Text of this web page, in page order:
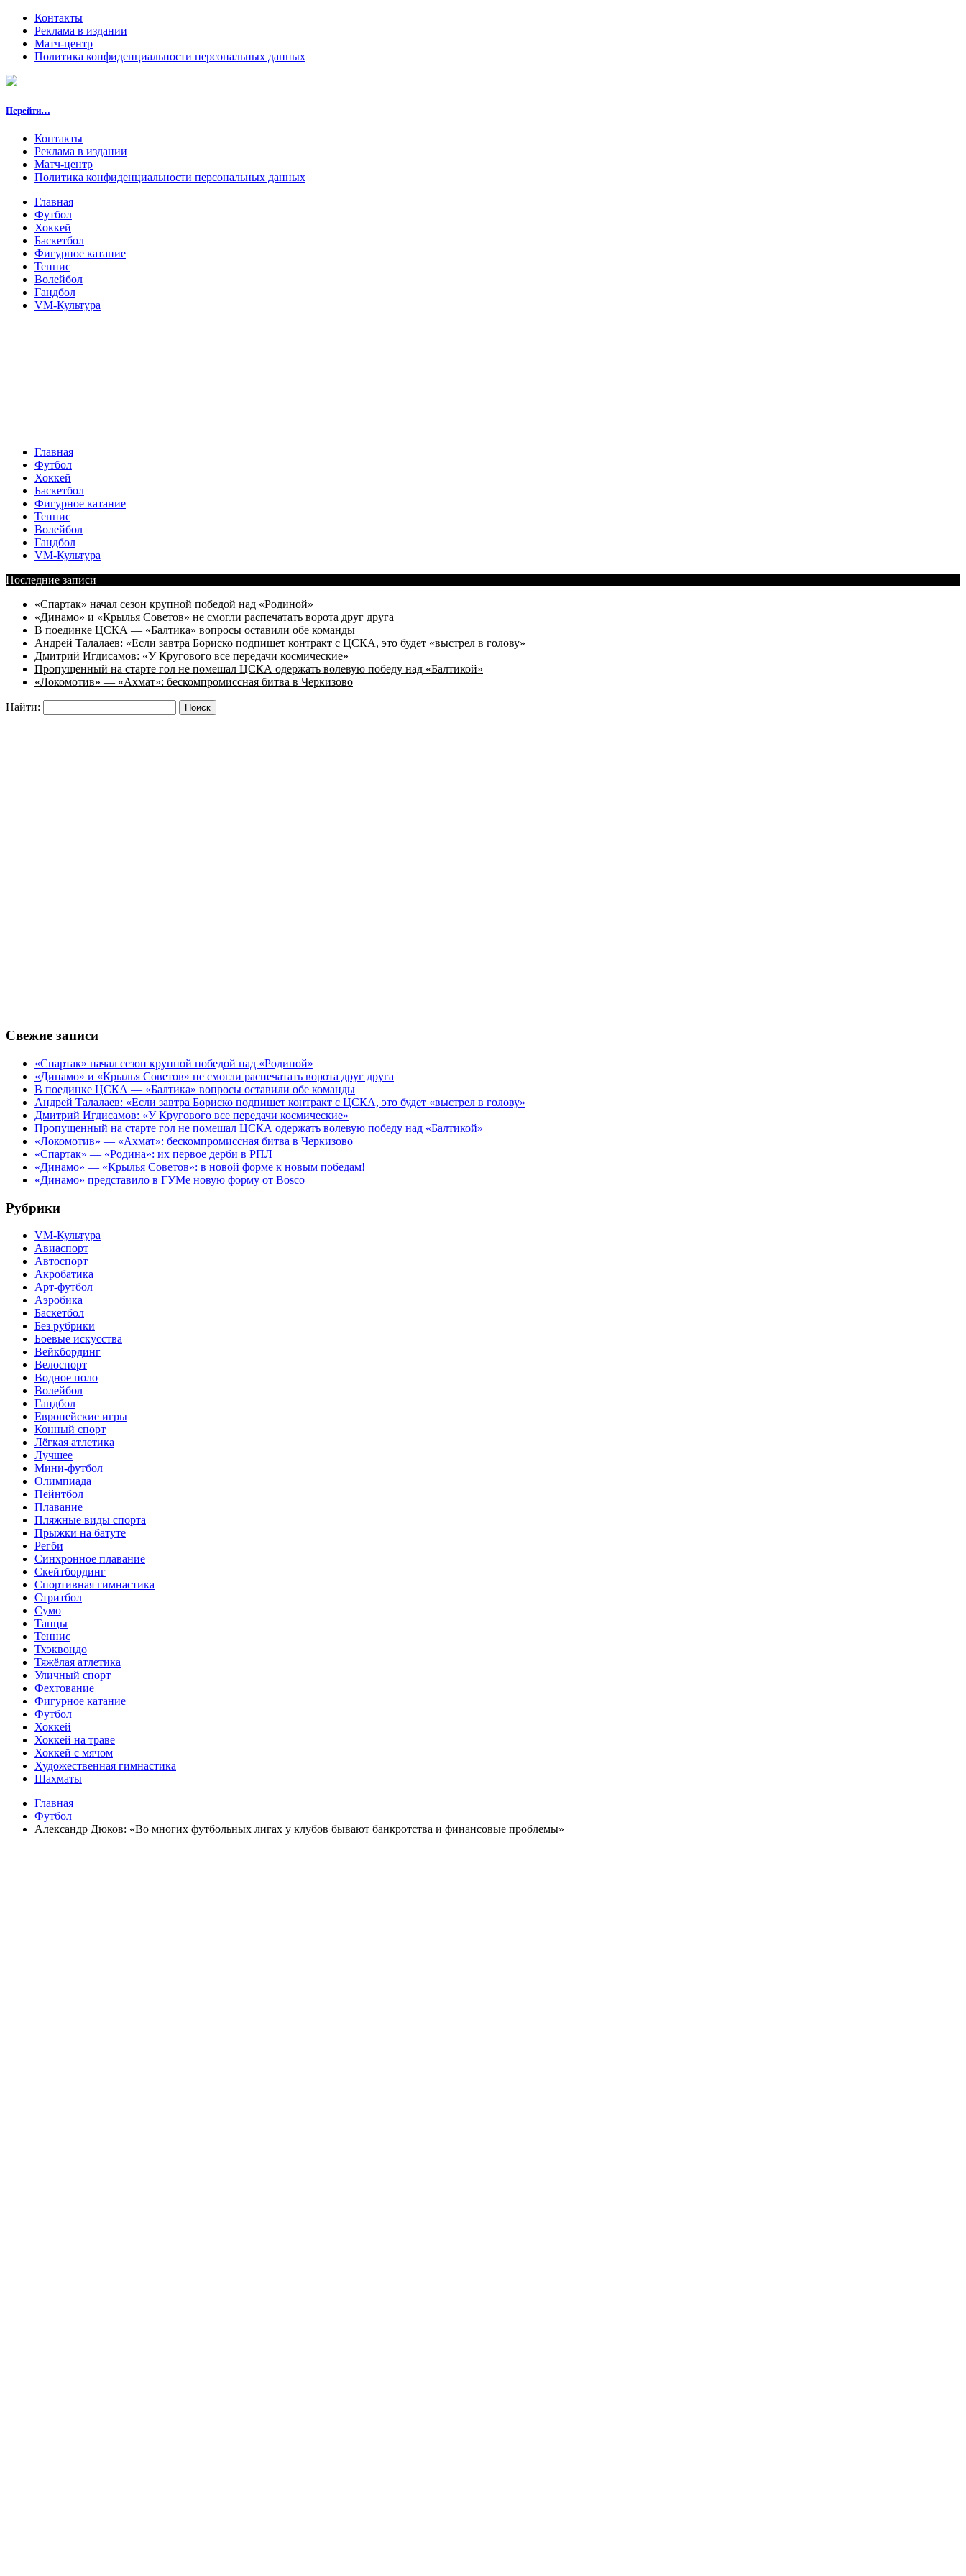
Контакты
Реклама в издании
Матч-центр
Политика конфиденциальности персональных данных
Перейти…
Контакты
Реклама в издании
Матч-центр
Политика конфиденциальности персональных данных
Главная
Футбол
Хоккей
Баскетбол
Фигурное катание
Теннис
Волейбол
Гандбол
VM-Культура
Главная
Футбол
Хоккей
Баскетбол
Фигурное катание
Теннис
Волейбол
Гандбол
VM-Культура
Последние записи
«Спартак» начал сезон крупной победой над «Родиной»
«Динамо» и «Крылья Советов» не смогли распечатать ворота друг друга
В поединке ЦСКА — «Балтика» вопросы оставили обе команды
Андрей Талалаев: «Если завтра Бориско подпишет контракт с ЦСКА, это будет «выстрел в голову»
Дмитрий Игдисамов: «У Кругового все передачи космические»
Пропущенный на старте гол не помешал ЦСКА одержать волевую победу над «Балтикой»
«Локомотив» — «Ахмат»: бескомпромиссная битва в Черкизово
Найти:
Свежие записи
«Спартак» начал сезон крупной победой над «Родиной»
«Динамо» и «Крылья Советов» не смогли распечатать ворота друг друга
В поединке ЦСКА — «Балтика» вопросы оставили обе команды
Андрей Талалаев: «Если завтра Бориско подпишет контракт с ЦСКА, это будет «выстрел в голову»
Дмитрий Игдисамов: «У Кругового все передачи космические»
Пропущенный на старте гол не помешал ЦСКА одержать волевую победу над «Балтикой»
«Локомотив» — «Ахмат»: бескомпромиссная битва в Черкизово
«Спартак» — «Родина»: их первое дерби в РПЛ
«Динамо» — «Крылья Советов»: в новой форме к новым победам!
«Динамо» представило в ГУМе новую форму от Bosco
Рубрики
VM-Культура
Авиаспорт
Автоспорт
Акробатика
Арт-футбол
Аэробика
Баскетбол
Без рубрики
Боевые искусства
Вейкбординг
Велоспорт
Водное поло
Волейбол
Гандбол
Европейские игры
Конный спорт
Лёгкая атлетика
Лучшее
Мини-футбол
Олимпиада
Пейнтбол
Плавание
Пляжные виды спорта
Прыжки на батуте
Регби
Синхронное плавание
Скейтбординг
Спортивная гимнастика
Стритбол
Сумо
Танцы
Теннис
Тхэквондо
Тяжёлая атлетика
Уличный спорт
Фехтование
Фигурное катание
Футбол
Хоккей
Хоккей на траве
Хоккей с мячом
Художественная гимнастика
Шахматы
Главная
Футбол
Александр Дюков: «Во многих футбольных лигах у клубов бывают банкротства и финансовые проблемы»